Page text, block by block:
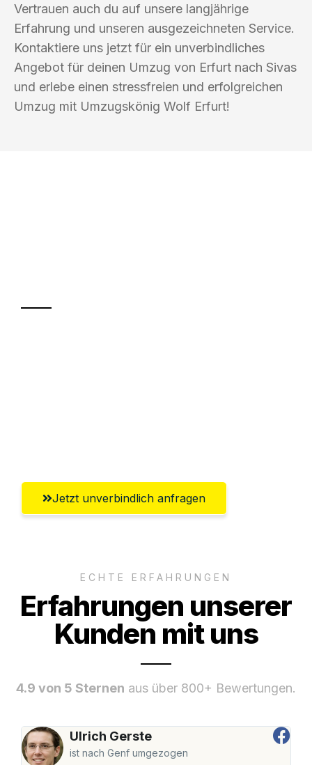
Vertrauen auch du auf unsere langjährige
Erfahrung und unseren ausgezeichneten Service.
Kontaktiere uns jetzt für ein unverbindliches
Angebot für deinen Umzug von Erfurt nach Sivas
und erlebe einen stressfreien und erfolgreichen
Umzug mit Umzugskönig Wolf Erfurt!
Jetzt unverbindlich anfragen
ECHTE ERFAHRUNGEN
Erfahrungen unserer
Kunden mit uns
4.9 von 5 Sternen aus über 800+ Bewertungen.
Ulrich Gerste
ist nach Genf umgezogen